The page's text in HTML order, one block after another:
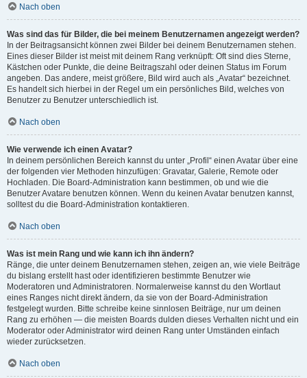
Nach oben
Was sind das für Bilder, die bei meinem Benutzernamen angezeigt werden?
In der Beitragsansicht können zwei Bilder bei deinem Benutzernamen stehen.
Eines dieser Bilder ist meist mit deinem Rang verknüpft: Oft sind dies Sterne,
Kästchen oder Punkte, die deine Beitragszahl oder deinen Status im Forum
angeben. Das andere, meist größere, Bild wird auch als „Avatar“ bezeichnet.
Es handelt sich hierbei in der Regel um ein persönliches Bild, welches von
Benutzer zu Benutzer unterschiedlich ist.
Nach oben
Wie verwende ich einen Avatar?
In deinem persönlichen Bereich kannst du unter „Profil“ einen Avatar über eine
der folgenden vier Methoden hinzufügen: Gravatar, Galerie, Remote oder
Hochladen. Die Board-Administration kann bestimmen, ob und wie die
Benutzer Avatare benutzen können. Wenn du keinen Avatar benutzen kannst,
solltest du die Board-Administration kontaktieren.
Nach oben
Was ist mein Rang und wie kann ich ihn ändern?
Ränge, die unter deinem Benutzernamen stehen, zeigen an, wie viele Beiträge
du bislang erstellt hast oder identifizieren bestimmte Benutzer wie
Moderatoren und Administratoren. Normalerweise kannst du den Wortlaut
eines Ranges nicht direkt ändern, da sie von der Board-Administration
festgelegt wurden. Bitte schreibe keine sinnlosen Beiträge, nur um deinen
Rang zu erhöhen — die meisten Boards dulden dieses Verhalten nicht und ein
Moderator oder Administrator wird deinen Rang unter Umständen einfach
wieder zurücksetzen.
Nach oben